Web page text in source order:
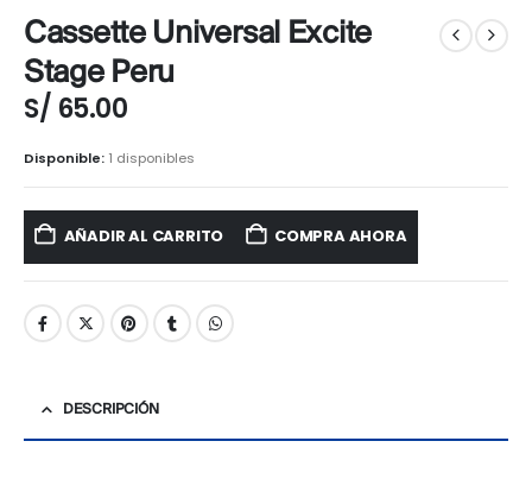
Cassette Universal Excite
Stage Peru
S/ 65.00
Disponible: 1 disponibles
AÑADIR AL CARRITO COMPRA AHORA
DESCRIPCIÓN